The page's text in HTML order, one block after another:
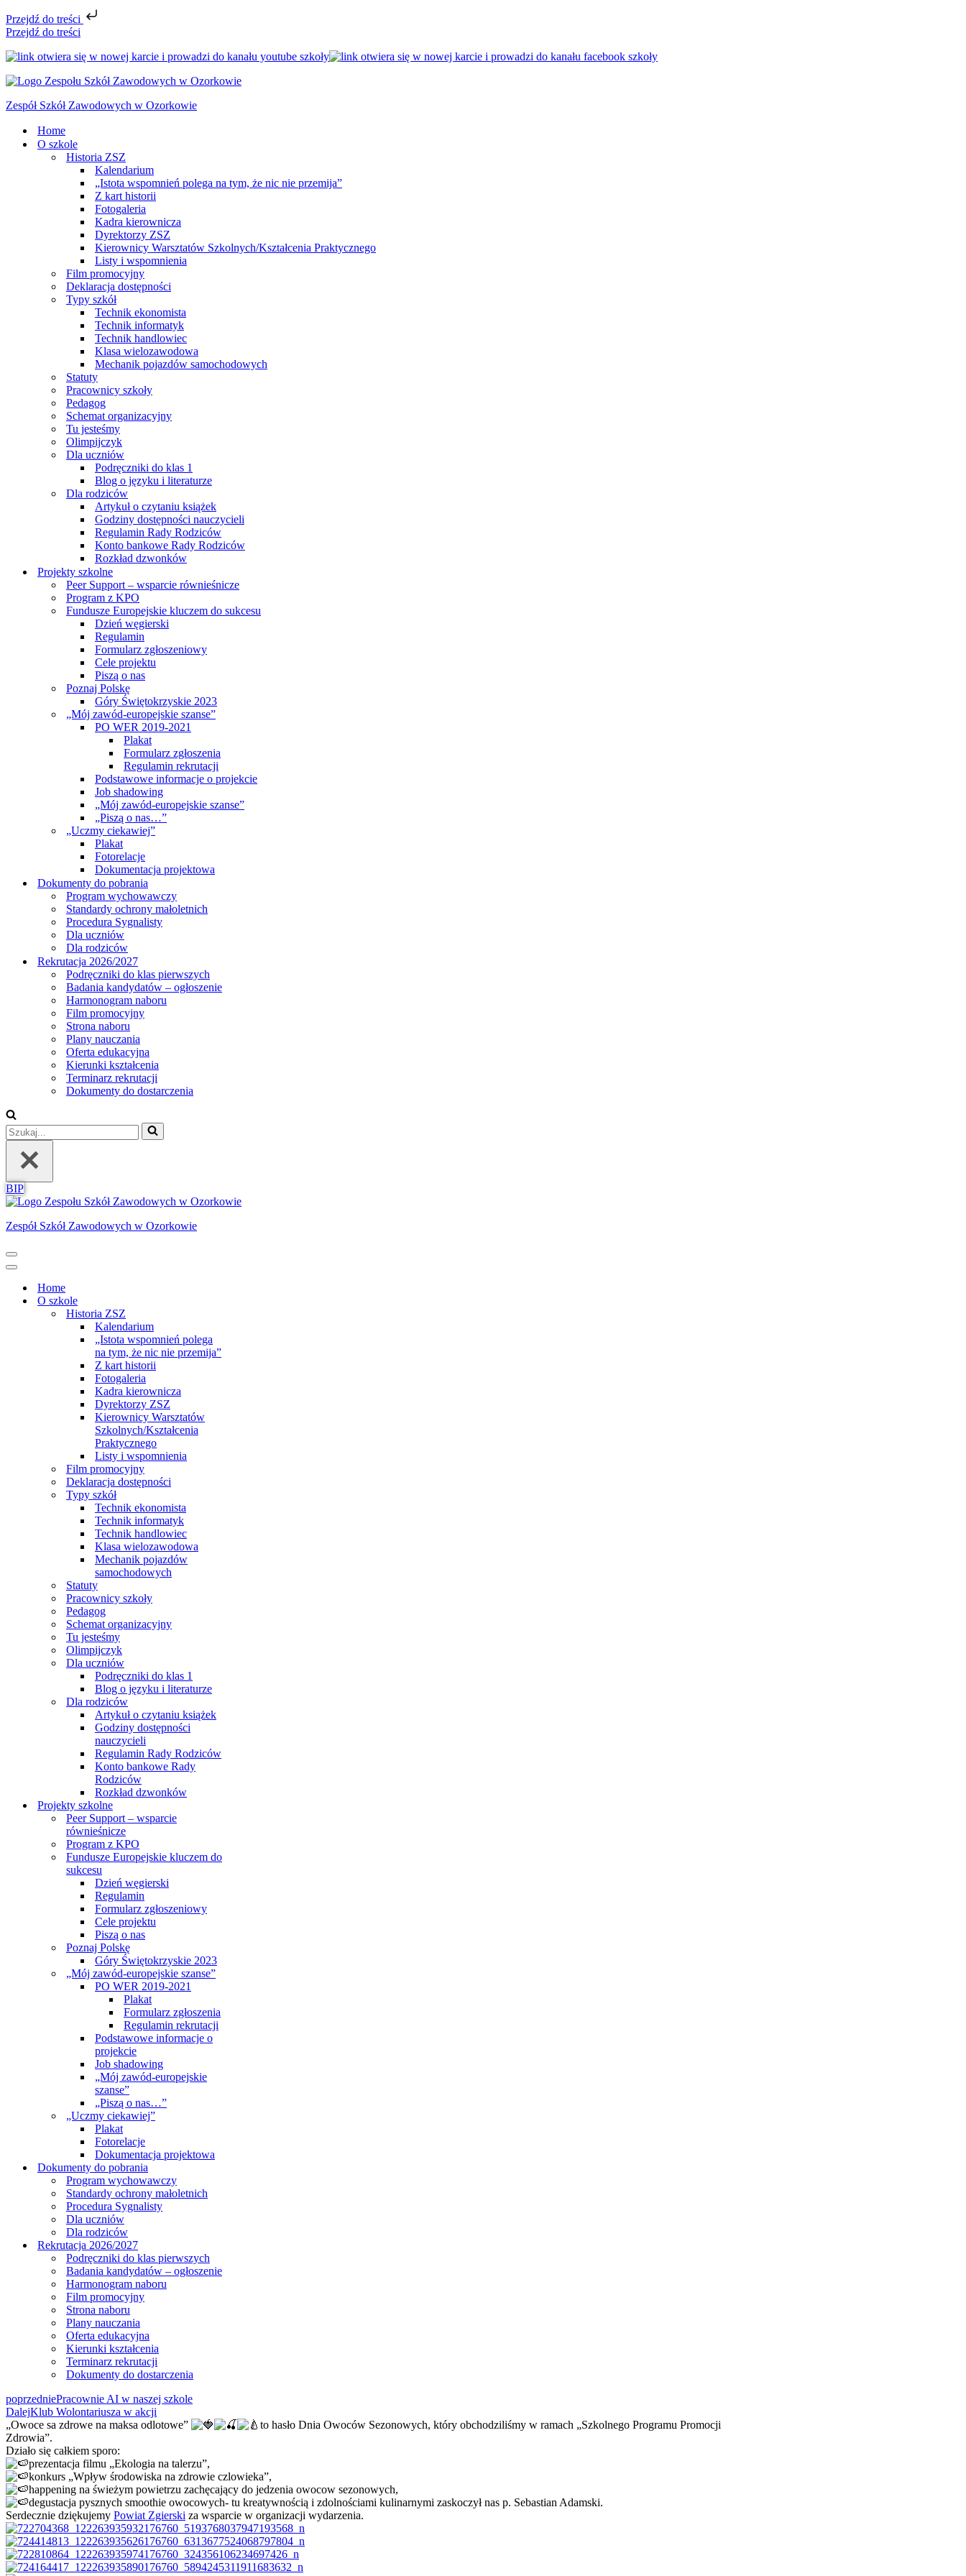
Przejdź do treści
Przejdź do treści
Zespół Szkół Zawodowych w Ozorkowie
Home
O szkole
Historia ZSZ
Kalendarium
„Istota wspomnień polega na tym, że nic nie przemija”
Z kart historii
Fotogaleria
Kadra kierownicza
Dyrektorzy ZSZ
Kierownicy Warsztatów Szkolnych/Kształcenia Praktycznego
Listy i wspomnienia
Film promocyjny
Deklaracja dostępności
Typy szkół
Technik ekonomista
Technik informatyk
Technik handlowiec
Klasa wielozawodowa
Mechanik pojazdów samochodowych
Statuty
Pracownicy szkoły
Pedagog
Schemat organizacyjny
Tu jesteśmy
Olimpijczyk
Dla uczniów
Podręczniki do klas 1
Blog o języku i literaturze
Dla rodziców
Artykuł o czytaniu książek
Godziny dostępności nauczycieli
Regulamin Rady Rodziców
Konto bankowe Rady Rodziców
Rozkład dzwonków
Projekty szkolne
Peer Support – wsparcie równieśnicze
Program z KPO
Fundusze Europejskie kluczem do sukcesu
Dzień węgierski
Regulamin
Formularz zgłoszeniowy
Cele projektu
Piszą o nas
Poznaj Polskę
Góry Świętokrzyskie 2023
„Mój zawód-europejskie szanse”
PO WER 2019-2021
Plakat
Formularz zgłoszenia
Regulamin rekrutacji
Podstawowe informacje o projekcie
Job shadowing
„Mój zawód-europejskie szanse”
„Piszą o nas…”
„Uczmy ciekawiej”
Plakat
Fotorelacje
Dokumentacja projektowa
Dokumenty do pobrania
Program wychowawczy
Standardy ochrony małoletnich
Procedura Sygnalisty
Dla uczniów
Dla rodziców
Rekrutacja 2026/2027
Podręczniki do klas pierwszych
Badania kandydatów – ogłoszenie
Harmonogram naboru
Film promocyjny
Strona naboru
Plany nauczania
Oferta edukacyjna
Kierunki kształcenia
Terminarz rekrutacji
Dokumenty do dostarczenia
Szukaj...
BIP
Zespół Szkół Zawodowych w Ozorkowie
Menu
nawigacji
Menu
nawigacjiHome
O szkole
Historia ZSZ
Kalendarium
„Istota wspomnień polega
na tym, że nic nie przemija”
Z kart historii
Fotogaleria
Kadra kierownicza
Dyrektorzy ZSZ
Kierownicy Warsztatów
Szkolnych/Kształcenia
Praktycznego
Listy i wspomnienia
Film promocyjny
Deklaracja dostępności
Typy szkół
Technik ekonomista
Technik informatyk
Technik handlowiec
Klasa wielozawodowa
Mechanik pojazdów
samochodowych
Statuty
Pracownicy szkoły
Pedagog
Schemat organizacyjny
Tu jesteśmy
Olimpijczyk
Dla uczniów
Podręczniki do klas 1
Blog o języku i literaturze
Dla rodziców
Artykuł o czytaniu książek
Godziny dostępności
nauczycieli
Regulamin Rady Rodziców
Konto bankowe Rady
Rodziców
Rozkład dzwonków
Projekty szkolne
Peer Support – wsparcie
równieśnicze
Program z KPO
Fundusze Europejskie kluczem do
sukcesu
Dzień węgierski
Regulamin
Formularz zgłoszeniowy
Cele projektu
Piszą o nas
Poznaj Polskę
Góry Świętokrzyskie 2023
„Mój zawód-europejskie szanse”
PO WER 2019-2021
Plakat
Formularz zgłoszenia
Regulamin rekrutacji
Podstawowe informacje o
projekcie
Job shadowing
„Mój zawód-europejskie
szanse”
„Piszą o nas…”
„Uczmy ciekawiej”
Plakat
Fotorelacje
Dokumentacja projektowa
Dokumenty do pobrania
Program wychowawczy
Standardy ochrony małoletnich
Procedura Sygnalisty
Dla uczniów
Dla rodziców
Rekrutacja 2026/2027
Podręczniki do klas pierwszych
Badania kandydatów – ogłoszenie
Harmonogram naboru
Film promocyjny
Strona naboru
Plany nauczania
Oferta edukacyjna
Kierunki kształcenia
Terminarz rekrutacji
Dokumenty do dostarczenia
poprzedniePracownie AI w naszej szkole
DalejKlub Wolontariusza w akcji
„Owoce sa zdrowe na maksa odlotowe”
to hasło Dnia Owoców Sezonowych, który obchodziliśmy w ramach „Szkolnego Programu Promocji
Zdrowia”.
Działo się całkiem sporo:
prezentacja filmu „Ekologia na talerzu”,
konkurs „Wpływ środowiska na zdrowie czlowieka”,
happening na świeżym powietrzu zachęcający do jedzenia owocow sezonowych,
degustacja pysznych smoothie owocowych- tu kreatywnością i zdolnościami kulinarnymi zaskoczył nas p. Sebastian Adamski.
Serdecznie dziękujemy Powiat Zgierski za wsparcie w organizacji wydarzenia.